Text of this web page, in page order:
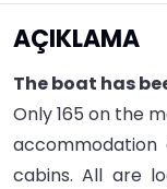
AÇIKLAMA
The boat has
Only 165 on the
accommodation
cabins. All are